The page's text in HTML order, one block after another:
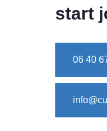
start
06 40